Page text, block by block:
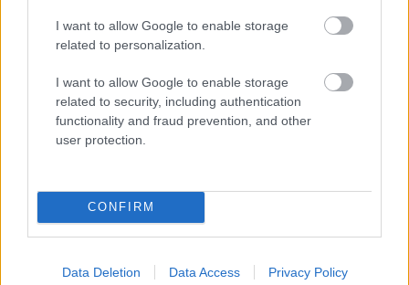
I want to allow Google to enable storage
related to personalization.
I want to allow Google to enable storage
related to security, including authentication
functionality and fraud prevention, and other
user protection.
CONFIRM
Data Deletion Data Access Privacy Policy
Kapcsolódó hírek
PODCAST
DEVIL'S WORLD E2 - A